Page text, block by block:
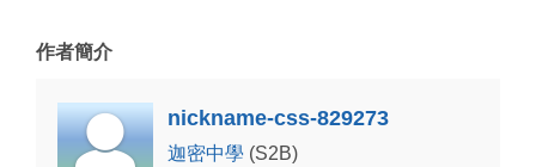
作者簡介
nickname-css-829273
迦密中學 (S2B)